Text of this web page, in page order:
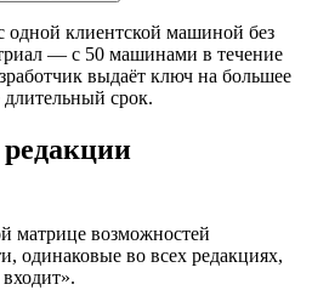
одной клиентской машиной без
— с 50 машинами в течение
выдаёт ключ на большее
срок.
матрице возможностей
одинаковые во всех редакциях,